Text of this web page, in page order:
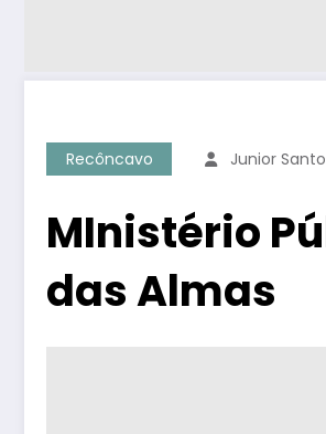
Recôncavo Junior
MInistério
das Almas